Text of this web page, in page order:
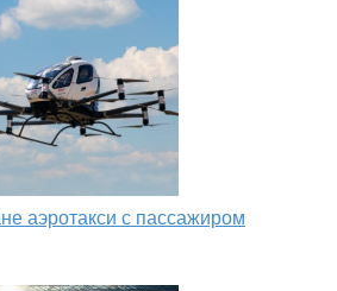
аэротакси с пассажиром